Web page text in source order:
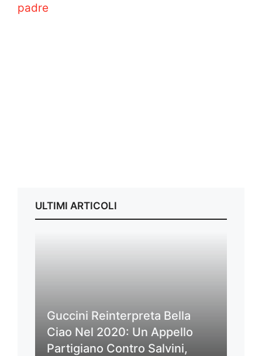
padre
ULTIMI ARTICOLI
Guccini Reinterpreta Bella
Ciao Nel 2020: Un Appello
Partigiano Contro Salvini,